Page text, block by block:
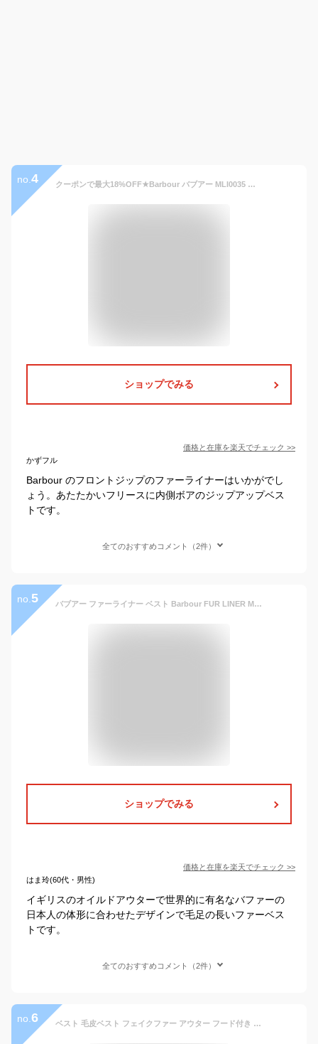
no. 4 クーポンで最大18%OFF★Barbour バブアー MLI0035 フロントジップ FUR LINER（ファー ライナー）【Sx】【T】｜フリース ボア ベスト チョッキ 保温 装着 ジップアップ おしゃれ かわいい ブランド
ショップでみる
価格と在庫を楽天でチェック >>
かずフル
Barbour のフロントジップのファーライナーはいかがでし
ょう。あたたかいフリースに内側ボアのジップアップベス
トです。
全てのおすすめコメント（2件）
no. 5 バブアー ファーライナー ベスト Barbour FUR LINER MLI0035 インナーベスト ジレ メンズ レディース
ショップでみる
価格と在庫を楽天でチェック >>
はま玲(60代・男性)
イギリスのオイルドアウターで世界的に有名なバファーの
日本人の体形に合わせたデザインで毛足の長いファーベス
トです。
全てのおすすめコメント（2件）
no. 6 ベスト 毛皮ベスト フェイクファー アウター フード付き 上着 コート 冬 暖かい カジュアル 大きいサイズ 防寒 ファーベスト 迷彩 フリース ボアベスト ジャケット おしゃれ メンズ